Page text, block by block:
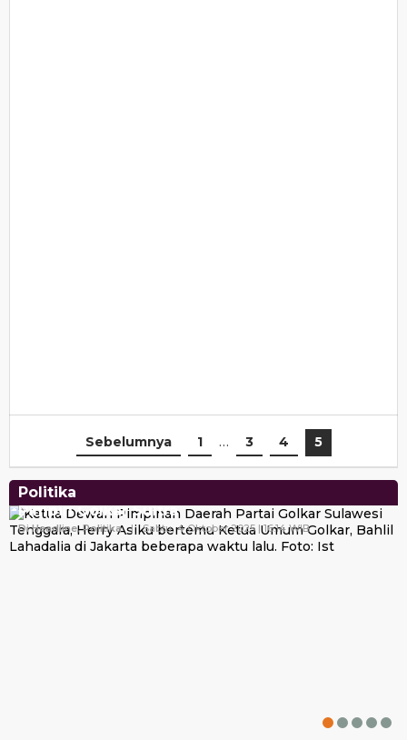
Sebelumnya 1 … 3 4 5
Politika
Peroleh Restu Bahlil, Herry Asiku Siap Kembali
Pimpin Golkar Sultra
Di Headline, Politika | Sabtu, 4 Oktober 2025 | 16:14 WIB